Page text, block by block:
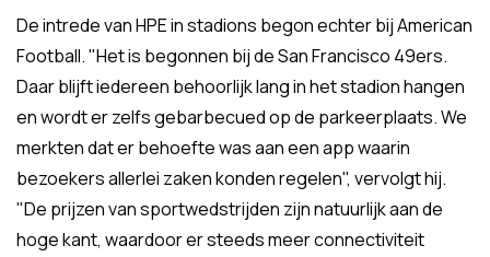
De intrede van HPE in stadions begon echter bij American
Football. "Het is begonnen bij de San Francisco 49ers.
Daar blijft iedereen behoorlijk lang in het stadion hangen
en wordt er zelfs gebarbecued op de parkeerplaats. We
merkten dat er behoefte was aan een app waarin
bezoekers allerlei zaken konden regelen", vervolgt hij.
"De prijzen van sportwedstrijden zijn natuurlijk aan de
hoge kant, waardoor er steeds meer connectiviteit